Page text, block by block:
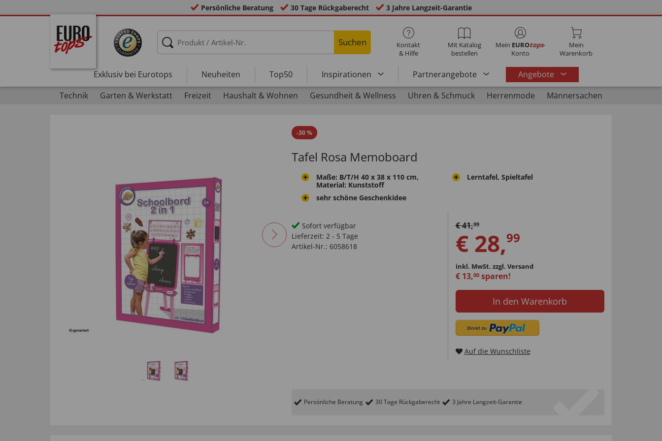
Persönliche Beratung 30 Tage Rückgaberecht 3 Jahre Langzeit-Garantie
Suchen
Kontakt
& Hilfe
Mit Katalog
bestellen
Mein EUROtops-
Konto
Mein
Warenkorb
Exklusiv bei Eurotops Neuheiten Top50 Inspirationen Partnerangebote
Angebote
Technik
Garten & Werkstatt Freizeit Haushalt & Wohnen Gesundheit & Wellness Uhren & Schmuck Herrenmode Männersachen
-30%
Tafel Rosa Memoboard
Maße: B/T/H 40 x 38 x 110 cm,
Material: Kunststoff
sehr schöne Geschenkidee
Lerntafel, Spieltafel
Sofort verfügbar
Lieferzeit: 2 - 5 Tage
Artikel-Nr.: 6058618
€41,99
€ 28,99
inkl. MwSt. zzgl. Versand
€ 13,00sparen!
In den Warenkorb
Auf die Wunschliste
Persönliche Beratung 30 Tage Rückgaberecht 3 Jahre Langzeit-Garantie